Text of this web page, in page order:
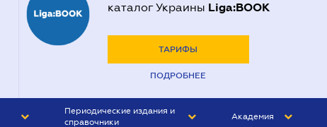
каталог Украины Liga:BOOK
ТАРИФЫ
ПОДРОБНЕЕ
Периодические издания и
справочники
Академия